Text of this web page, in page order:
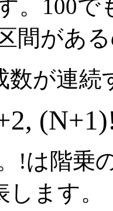
。100で
間があ
が連続
!は階乗
します